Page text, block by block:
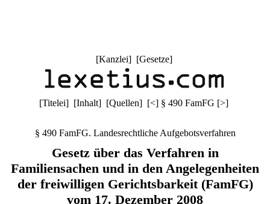
[Kanzlei] [Gesetze]
[Titelei] [Inhalt] [Quellen] [<] § 490 FamFG [>]
§ 490 FamFG. Landesrechtliche Aufgebotsverfahren
Gesetz über das Verfahren in
Familiensachen und in den Angelegenheiten
der freiwilligen Gerichtsbarkeit (FamFG)
vom 17. Dezember 2008